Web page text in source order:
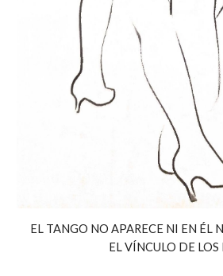
EL TANGO NO APARECE NI EN ÉL
EL VÍNCULO DE LOS